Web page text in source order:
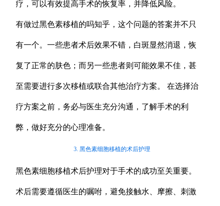
疗，可以有效提高手术的恢复率，并降低风险。
有做过黑色素移植的吗知乎，这个问题的答案并不只
有一个。一些患者术后效果不错，白斑显然消退，恢
复了正常的肤色；而另一些患者则可能效果不佳，甚
至需要进行多次移植或联合其他治疗方案。 在选择治
疗方案之前，务必与医生充分沟通，了解手术的利
弊，做好充分的心理准备。
3. 黑色素细胞移植的术后护理
黑色素细胞移植术后护理对于手术的成功至关重要。
术后需要遵循医生的嘱咐，避免接触水、摩擦、刺激